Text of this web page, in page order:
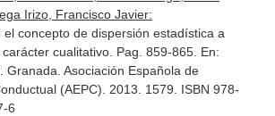
Irizo, Francisco Javier:
el concepto de dispersión estadística a
cualitativo. Pag. 859-865. En:
. Granada. Asociación Española de
(AEPC). 2013. 1579. ISBN 978-
6